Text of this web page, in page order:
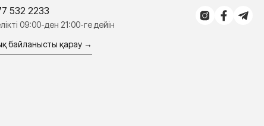
532 2233
09:00-ден 21:00-ге дейін
байланысты қарау →